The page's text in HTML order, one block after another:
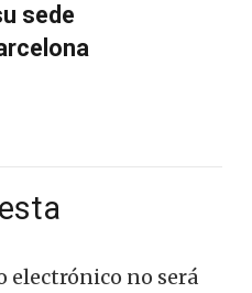
sede
electrónico no será